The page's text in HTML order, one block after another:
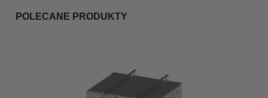
POLECANE PRODUKTY